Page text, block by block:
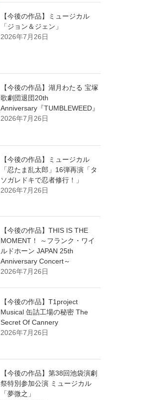
【今後の作品】ミュージカル
「ジョン＆ジェン」
2026年7月26日
【今後の作品】湖月わたる 宝塚
歌劇団退団20th
Anniversary『TUMBLEWEED』
2026年7月26日
【今後の作品】ミュージカル
「忍たま乱太郎」16弾再演「タ
ソガレドキで忍者修行！」
2026年7月26日
【今後の作品】THIS IS THE
MOMENT！ ～フランク・ワイ
ルドホーン JAPAN 25th
Anniversary Concert～
2026年7月26日
【今後の作品】T1project
Musical 缶詰工場の秘密 The
Secret Of Cannery
2026年7月26日
【今後の作品】第38回池袋演劇
祭特別参加公演 ミュージカル
「夢微之」